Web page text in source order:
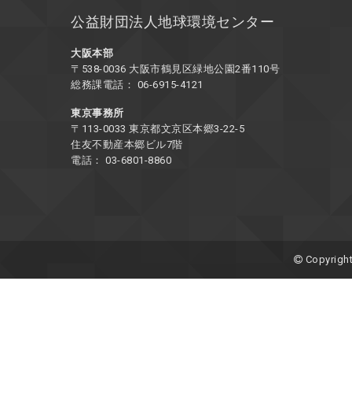
公益財団法人地球環境センター
大阪本部
〒538-0036 大阪市鶴見区緑地公園2番110号
総務課電話： 06-6915-4121
東京事務所
〒113-0033 東京都文京区本郷3-22-5
住友不動産本郷ビル7階
電話： 03-6801-8860